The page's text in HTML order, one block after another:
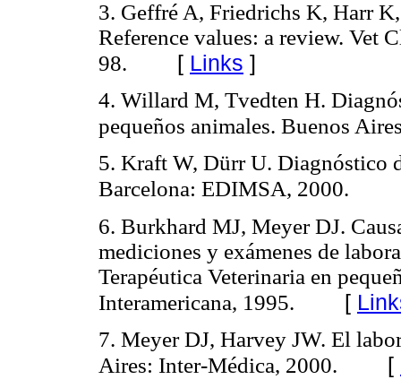
3. Geffré A, Friedrichs K, Harr
Reference values: a review. Vet
98. [ Links ]
4. Willard M, Tvedten H.
pequeños animales. Buenos
5. Kraft W, Dürr U. Diagnóstico
Barcelona: EDIMSA, 2000.
6. Burkhard MJ, Meyer DJ.
mediciones y exámenes de
Terapéutica Veterinaria en
Interamericana, 1995. [
7. Meyer DJ, Harvey JW. El
Aires: Inter-Médica, 2000. [